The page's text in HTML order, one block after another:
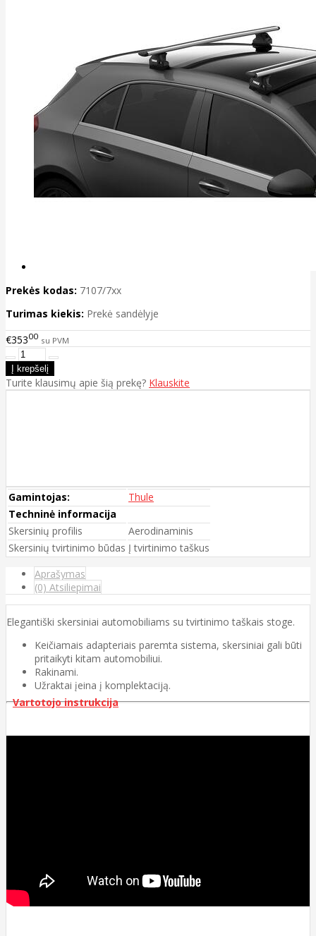
Prekės kodas: 7107/7xx
Turimas kiekis: Prekė sandėlyje
€35300 su PVM
Turite klausimų apie šią prekę? Klauskite
Gamintojas:
Thule
Techninė informacija
Skersinių profilis
Aerodinaminis
Skersinių tvirtinimo būdas Į tvirtinimo taškus
Aprašymas
(0) Atsiliepimai
Elegantiški skersiniai automobiliams su tvirtinimo taškais stoge.
Keičiamais adapteriais paremta sistema, skersiniai gali būti
pritaikyti kitam automobiliui.
Rakinami.
Užraktai įeina į komplektaciją.
Vartotojo instrukcija